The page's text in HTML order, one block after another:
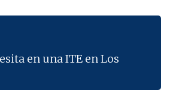
en una ITE en Los